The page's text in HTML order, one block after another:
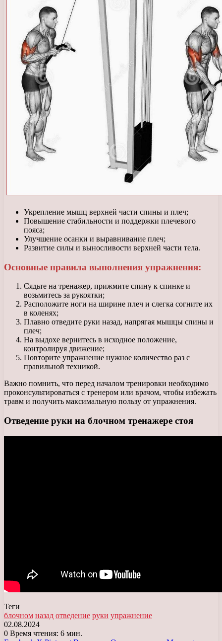
Укрепление мышц верхней части спины и плеч;
Повышение стабильности и поддержки плечевого
пояса;
Улучшение осанки и выравнивание плеч;
Развитие силы и выносливости верхней части тела.
Основные правила выполнения упражнения:
Сядьте на тренажер, прижмите спину к спинке и
возьмитесь за рукоятки;
Расположите ноги на ширине плеч и слегка согните их
в коленях;
Плавно отведите руки назад, напрягая мышцы спины и
плеч;
На выдохе вернитесь в исходное положение,
контролируя движение;
Повторите упражнение нужное количество раз с
правильной техникой.
Важно помнить, что перед началом тренировки необходимо
проконсультироваться с тренером или врачом, чтобы избежать
травм и получить максимальную пользу от упражнения.
Отведение руки на блочном тренажере стоя
Теги
блочном назад отведение руки упражнение
02.08.2024
0 Время чтения: 6 мин.